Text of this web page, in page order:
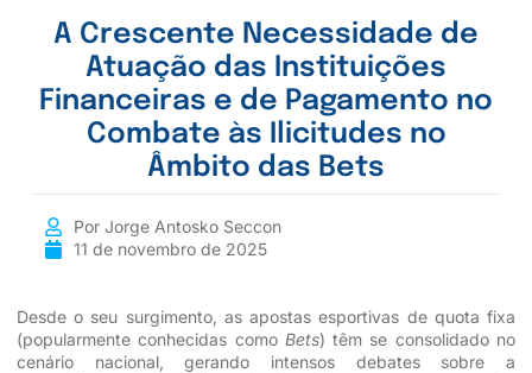
A Crescente Necessidade de
Atuação das Instituições
Financeiras e de Pagamento no
Combate às Ilicitudes no
Âmbito das Bets
Por Jorge Antosko Seccon
11 de novembro de 2025
Desde o seu surgimento, as apostas esportivas de quota fixa
(popularmente conhecidas como Bets) têm se consolidado no
cenário nacional, gerando intensos debates sobre a